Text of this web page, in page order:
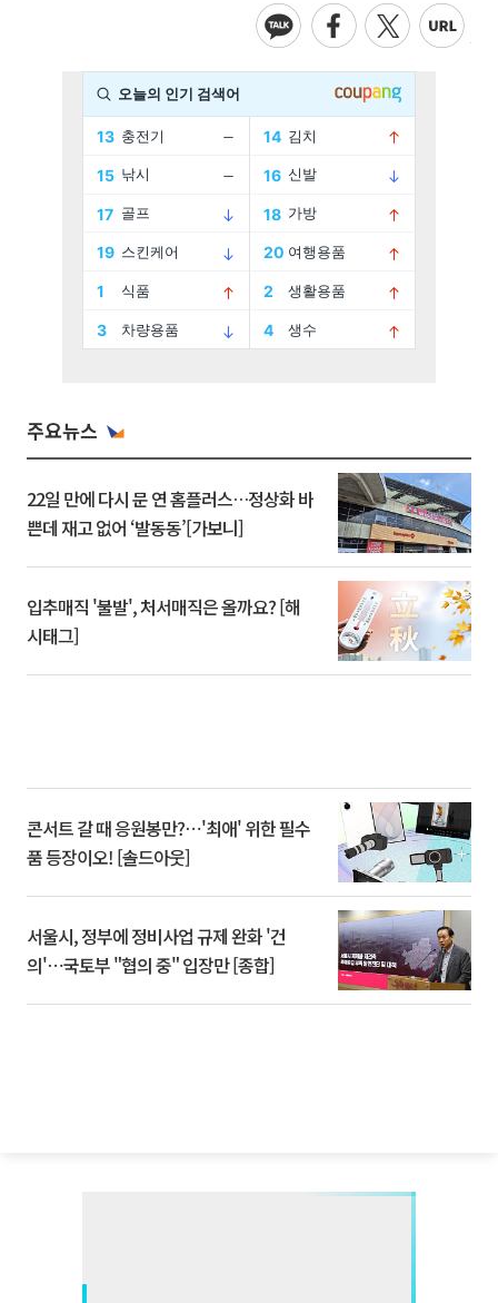
주요뉴스
22일 만에 다시 문 연 홈플러스…정상화 바
쁜데 재고 없어 ‘발동동’[가보니]
입추매직 '불발', 처서매직은 올까요? [해
시태그]
콘서트 갈 때 응원봉만?⋯'최애' 위한 필수
품 등장이오! [솔드아웃]
서울시, 정부에 정비사업 규제 완화 '건
의'⋯국토부 "협의 중" 입장만 [종합]